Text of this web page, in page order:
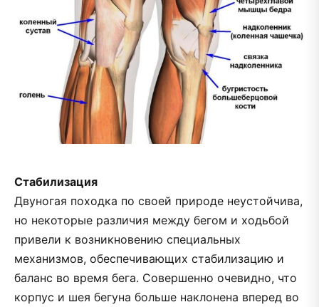
Стабилизация
Двуногая походка по своей природе неустойчива,
но некоторые различия между бегом и ходьбой
привели к возникновению специальных
механизмов, обеспечивающих стабилизацию и
баланс во время бега. Совершенно очевидно, что
корпус и шея бегуна больше наклонена вперед во